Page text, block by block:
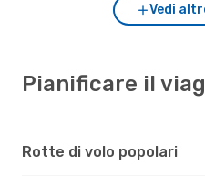
Vedi
Pianificare il
Rotte di volo popolari